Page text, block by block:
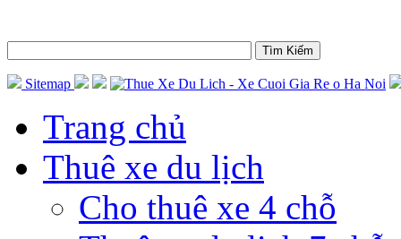
Sitemap
Trang chủ
Thuê xe du lịch
Cho thuê xe 4 chỗ